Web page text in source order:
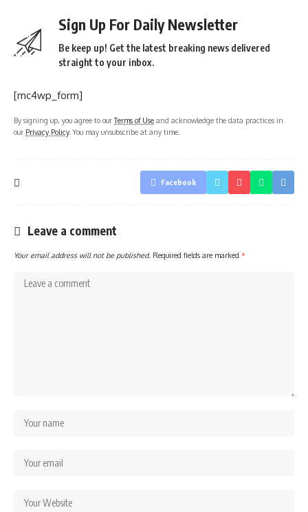
Sign Up For Daily Newsletter
Be keep up! Get the latest breaking news delivered
straight to your inbox.
[mc4wp_form]
By signing up, you agree to ourTerms of Use and acknowledge the data practices in
our Privacy Policy. You may unsubscribe at any time.
Facebook
Leave a comment
Your email address will not be published. Required fields are marked *